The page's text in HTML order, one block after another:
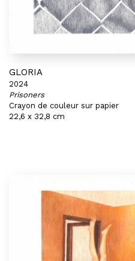
GLORIA
2024
Prisoners
Crayon de couleur sur papier
22,6 x 32,8 cm